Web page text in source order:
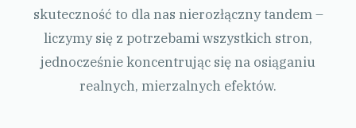
skuteczność to dla nas nierozłączny tandem –
liczymy się z potrzebami wszystkich stron,
jednocześnie koncentrując się na osiąganiu
realnych, mierzalnych efektów.